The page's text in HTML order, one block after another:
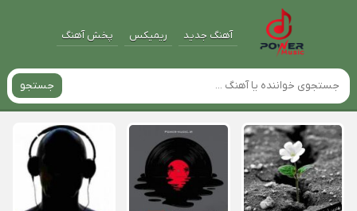
آهنگ جدید ریمیکس پخش آهنگ
جستجو